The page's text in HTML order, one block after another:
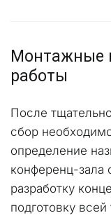
Монтажные
работы
После
сбор
определение
конференц-зала
разработку
подготовку